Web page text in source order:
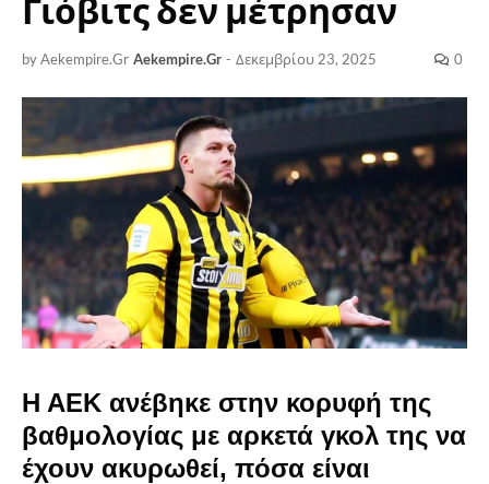
Γιόβιτς δεν μέτρησαν
by Aekempire.Gr Aekempire.Gr - Δεκεμβρίου 23, 2025 0
Η ΑΕΚ ανέβηκε στην κορυφή της
βαθμολογίας με αρκετά γκολ της να
έχουν ακυρωθεί, πόσα είναι